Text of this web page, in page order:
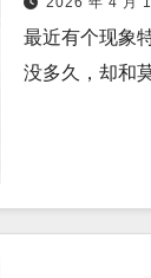
最近有个现象
没多久，却和